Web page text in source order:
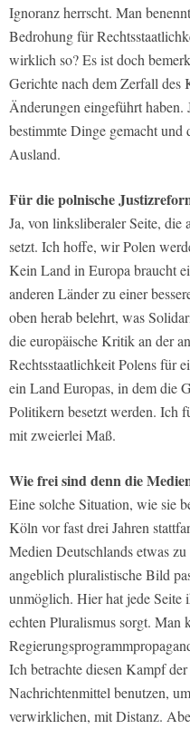
Ignoranz herrscht. Man
Bedrohung für
wirklich so? Es ist doch
Gerichte nach dem Zerfall des
Änderungen eingeführt haben.
bestimmte Dinge gemacht
Ausland.
Für die polnische
Ja, von linksliberaler Seite, die
setzt. Ich hoffe, wir Polen
Kein Land in Europa braucht
anderen Länder zu einer
oben herab belehrt, was
die europäische Kritik an der
Rechtsstaatlichkeit Polens für
ein Land Europas, in dem die
Politikern besetzt werden. Ich
mit zweierlei Maß.
Wie frei sind denn die
Eine solche Situation, wie sie
Köln vor fast drei Jahren
Medien Deutschlands etwas
angeblich pluralistische Bild
unmöglich. Hier hat jede Seite
echten Pluralismus sorgt. Man
Ich betrachte diesen Kampf
Nachrichtenmittel benutzen,
verwirklichen, mit Distanz.